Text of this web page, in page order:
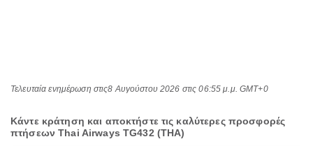
Τελευταία ενημέρωση στις8 Αυγούστου 2026 στις 06:55 μ.μ. GMT+0
Κάντε κράτηση και αποκτήστε τις καλύτερες προσφορές
πτήσεων Thai Airways TG432 (THA)